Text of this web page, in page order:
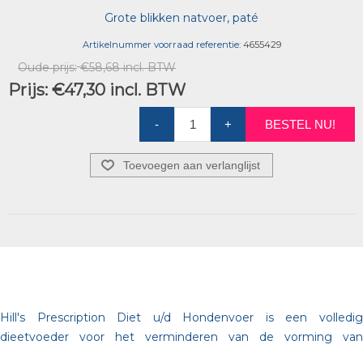
Grote blikken natvoer, paté
Artikelnummer voorraad referentie: 4655429
Oude prijs: €58,68 incl. BTW
Prijs: €47,30 incl. BTW
- + BESTEL NU!
Toevoegen aan verlanglijst
Hill's Prescription Diet u/d Hondenvoer is een volledig
dieetvoeder voor het verminderen van de vorming van